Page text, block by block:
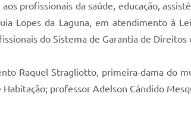
profissionais da saúde, educação,
Lopes da Laguna, em atendimento à
do Sistema de Garantia de
Raquel Stragliotto, primeira-dama do
Habitação; professor Adelson Cândido